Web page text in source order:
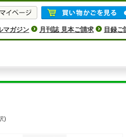
マガジン 月刊誌 見本ご請求 目録ご
)